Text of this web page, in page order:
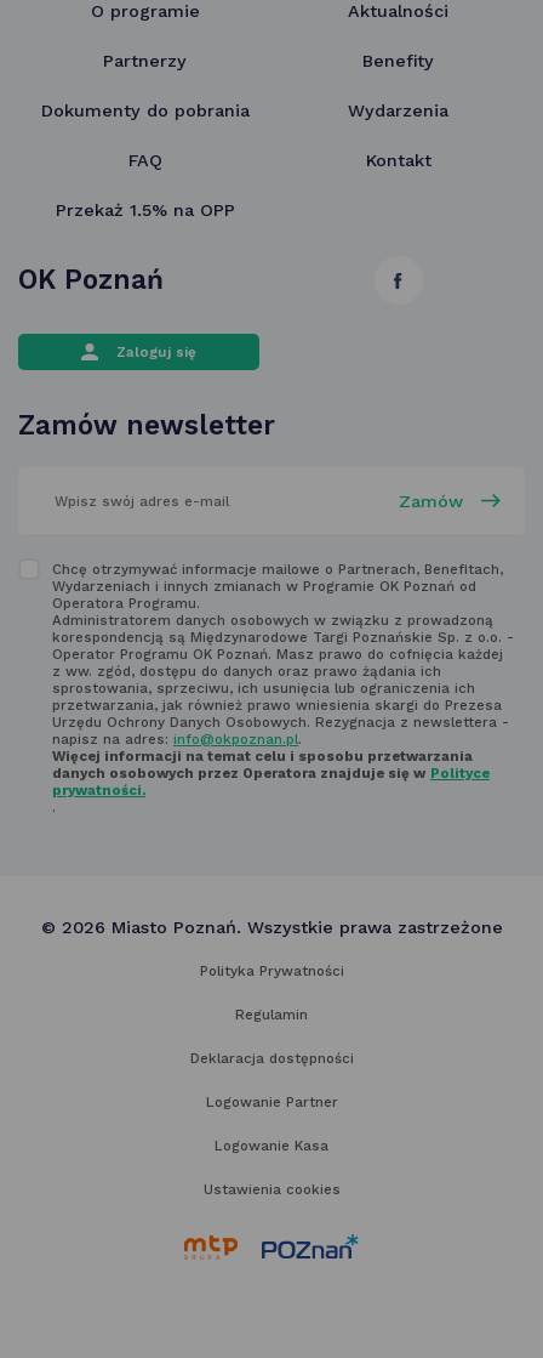
O programie Aktualności
Partnerzy Benefity
Dokumenty do pobrania Wydarzenia
FAQ Kontakt
Przekaż 1.5% na OPP
link
OK Poznań
Zaloguj się
Zamów newsletter
poniżej
Zapoznaj
z regulaminem
newsletter'a
Chcę otrzymywać informacje mailowe o Partnerach, Benefitach,
Wydarzeniach i innych zmianach w Programie OK Poznań od
Operatora Programu.
Administratorem danych osobowych w związku z prowadzoną
korespondencją są Międzynarodowe Targi Poznańskie Sp. z o.o. -
Operator Programu OK Poznań. Masz prawo do cofnięcia każdej
z ww. zgód, dostępu do danych oraz prawo żądania ich
sprostowania, sprzeciwu, ich usunięcia lub ograniczenia ich
przetwarzania, jak również prawo wniesienia skargi do Prezesa
Urzędu Ochrony Danych Osobowych. Rezygnacja z newslettera -
napisz na adres: info@okpoznan.pl.
Więcej informacji na temat celu i sposobu przetwarzania
danych osobowych przez Operatora znajduje się w Polityce
prywatności.
.
© 2026 Miasto Poznań. Wszystkie prawa zastrzeżone
Polityka Prywatności
Regulamin
Deklaracja dostępności
Logowanie Partner
Logowanie Kasa
Ustawienia cookies
link
link